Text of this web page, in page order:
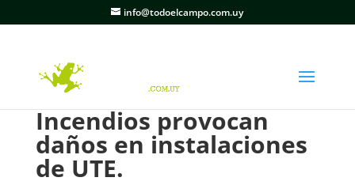
info@todoelcampo.com.uy
Incendios provocan
daños en instalaciones
de UTE.